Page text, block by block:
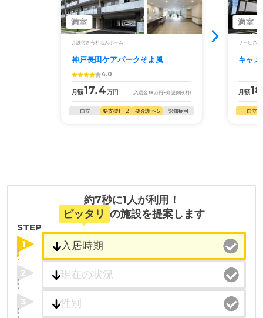
満室
介護付き有料老人ホーム
神戸長田ケアパークそよ風
4.0
月額17.4万円 (入居金18万円 +介護保険料)
自立 要支援1・2 要介護1〜5 認知症可
満室
サービス付
キャ
月額
自立
約7秒に1人が利用！
ピッタリ の施設を提案します
STEP
1
2
3